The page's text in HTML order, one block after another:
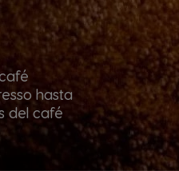
hasta
del café